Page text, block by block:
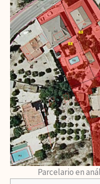
Parcelario en